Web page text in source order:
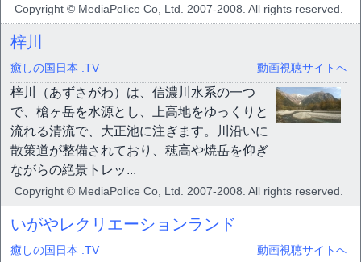
Copyright © MediaPolice Co, Ltd. 2007-2008. All rights reserved.
梓川
癒しの国日本 .TV 動画視聴サイトへ
梓川（あずさがわ）は、信濃川水系の一つ
で、槍ヶ岳を水源とし、上高地をゆっくりと
流れる清流で、大正池に注ぎます。川沿いに
散策道が整備されており、穂高や焼岳を仰ぎ
ながらの絶景トレッ...
Copyright © MediaPolice Co, Ltd. 2007-2008. All rights reserved.
いがやレクリエーションランド
癒しの国日本 .TV 動画視聴サイトへ